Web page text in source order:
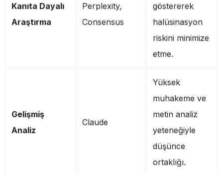
Kanıta Dayalı
Araştırma
Perplexity,
Consensus
göstererek
halüsinasyon
riskini minimize
etme.
Gelişmiş
Analiz
Claude
Yüksek
muhakeme ve
metin analiz
yeteneğiyle
düşünce
ortaklığı.